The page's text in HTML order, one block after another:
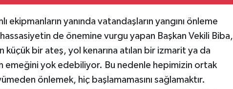
ekipmanların yanında vatandaşların yangını önleme
de önemine vurgu yapan Başkan Vekili Biba,
küçük bir ateş, yol kenarına atılan bir izmarit ya da
emeğini yok edebiliyor. Bu nedenle hepimizin ortak
önlemek, hiç başlamamasını sağlamaktır.